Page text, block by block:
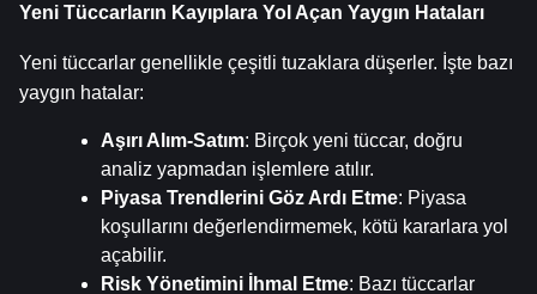
Yeni Tüccarların Kayıplara Yol Açan Yaygın Hataları
Yeni tüccarlar genellikle çeşitli tuzaklara düşerler. İşte bazı
yaygın hatalar:
Aşırı Alım-Satım: Birçok yeni tüccar, doğru
analiz yapmadan işlemlere atılır.
Piyasa Trendlerini Göz Ardı Etme: Piyasa
koşullarını değerlendirmemek, kötü kararlara yol
açabilir.
Risk Yönetimini İhmal Etme: Bazı tüccarlar